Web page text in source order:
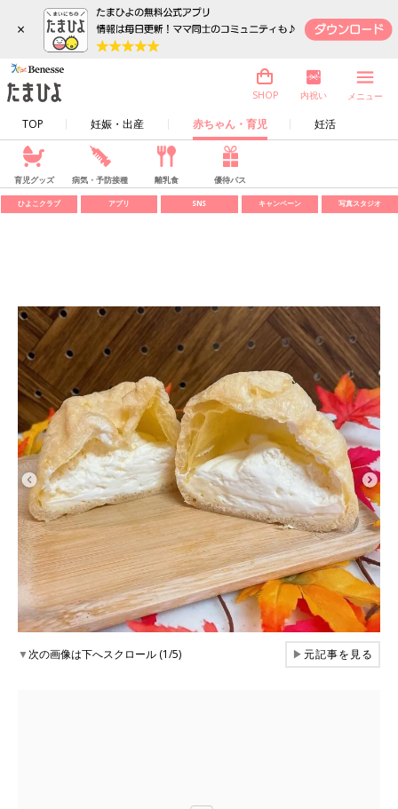
×
TOP 妊娠・出産 赤ちゃん・育児 妊活
SHOP 内祝い メニュー
育児グッズ 病気・予防接種 離乳食 優待パス
ひよこクラブ アプリ SNS キャンペーン 写真スタジオ
▼次の画像は下へスクロール (1/5) ▶元記事を見る